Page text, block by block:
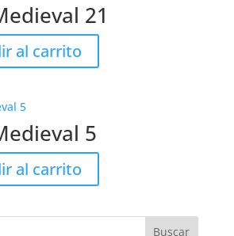
21
al carrito
5
al carrito